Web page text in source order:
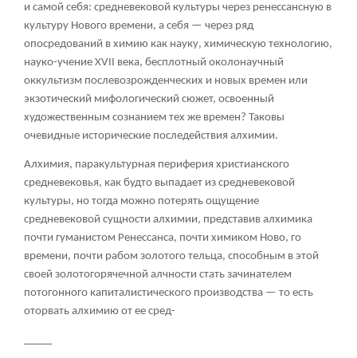
и самой себя: средневековой культуры через ренессансную в
культуру Нового времени, а себя — через ряд
опосредований в химию как науку, химическую технологию,
науко-учение XVII века, бесплотный околонаучный
оккультизм послевозрожденческих и новых времен или
экзотический мифологический сюжет, освоенный
художественным сознанием тех же времен? Таковы
очевидные исторические последействия алхимии.
Алхимия, паракультурная периферия христианского
средневековья, как будто выпадает из средневековой
культуры, но тогда можно потерять ощущение
средневековой сущности алхимии, представив алхимика
почти гуманистом Ренессанса, почти химиком Ново, го
времени, почти рабом золотого тельца, способным в этой
своей золотогорячечной алчности стать зачинателем
потогонного капиталистического производства — то есть
оторвать алхимию от ее сред-